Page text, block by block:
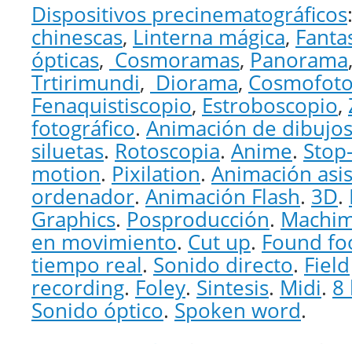
Dispositivos precinematográficos
chinescas, Linterna mágica,
ópticas, Cosmoramas, Panorama,
Trtirimundi, Diorama,
Fenaquistiscopio, Estroboscopio,
fotográfico. Animación de dibujos
siluetas. Rotoscopia. Anime. Stop-
motion. Pixilation. Animación
ordenador. Animación Flash. 3D.
Graphics. Posproducción.
en movimiento. Cut up. Found
tiempo real. Sonido directo. Field
recording. Foley. Sintesis. Midi. 8
Sonido óptico. Spoken word.